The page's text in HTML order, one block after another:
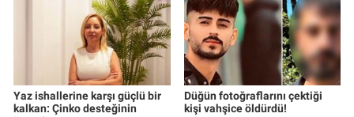
Yaz ishallerine karşı güçlü bir
kalkan: Çinko desteğinin
Düğün fotoğraflarını çektiği
kişi vahşice öldürdü!